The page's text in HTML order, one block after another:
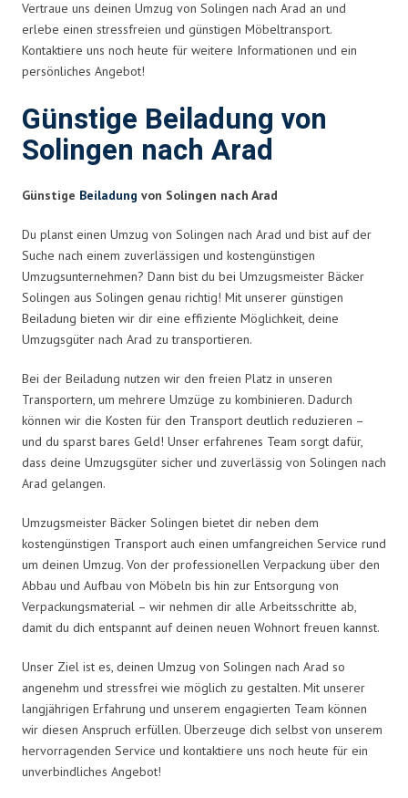
Vertraue uns deinen Umzug von Solingen nach Arad an und
erlebe einen stressfreien und günstigen Möbeltransport.
Kontaktiere uns noch heute für weitere Informationen und ein
persönliches Angebot!
Günstige Beiladung von
Solingen nach Arad
Günstige Beiladung von Solingen nach Arad
Du planst einen Umzug von Solingen nach Arad und bist auf der
Suche nach einem zuverlässigen und kostengünstigen
Umzugsunternehmen? Dann bist du bei Umzugsmeister Bäcker
Solingen aus Solingen genau richtig! Mit unserer günstigen
Beiladung bieten wir dir eine effiziente Möglichkeit, deine
Umzugsgüter nach Arad zu transportieren.
Bei der Beiladung nutzen wir den freien Platz in unseren
Transportern, um mehrere Umzüge zu kombinieren. Dadurch
können wir die Kosten für den Transport deutlich reduzieren –
und du sparst bares Geld! Unser erfahrenes Team sorgt dafür,
dass deine Umzugsgüter sicher und zuverlässig von Solingen nach
Arad gelangen.
Umzugsmeister Bäcker Solingen bietet dir neben dem
kostengünstigen Transport auch einen umfangreichen Service rund
um deinen Umzug. Von der professionellen Verpackung über den
Abbau und Aufbau von Möbeln bis hin zur Entsorgung von
Verpackungsmaterial – wir nehmen dir alle Arbeitsschritte ab,
damit du dich entspannt auf deinen neuen Wohnort freuen kannst.
Unser Ziel ist es, deinen Umzug von Solingen nach Arad so
angenehm und stressfrei wie möglich zu gestalten. Mit unserer
langjährigen Erfahrung und unserem engagierten Team können
wir diesen Anspruch erfüllen. Überzeuge dich selbst von unserem
hervorragenden Service und kontaktiere uns noch heute für ein
unverbindliches Angebot!